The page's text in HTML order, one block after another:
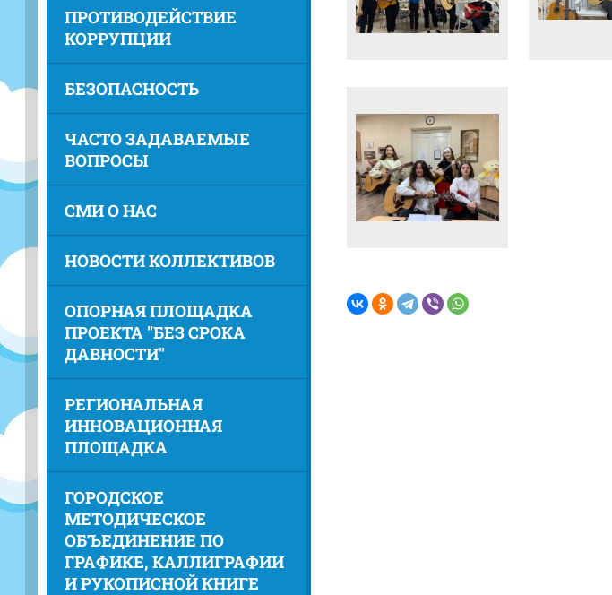
ПРОТИВОДЕЙСТВИЕ
КОРРУПЦИИ
БЕЗОПАСНОСТЬ
ЧАСТО ЗАДАВАЕМЫЕ
ВОПРОСЫ
СМИ О НАС
НОВОСТИ КОЛЛЕКТИВОВ
ОПОРНАЯ ПЛОЩАДКА
ПРОЕКТА "БЕЗ СРОКА
ДАВНОСТИ"
РЕГИОНАЛЬНАЯ
ИННОВАЦИОННАЯ
ПЛОЩАДКА
ГОРОДСКОЕ
МЕТОДИЧЕСКОЕ
ОБЪЕДИНЕНИЕ ПО
ГРАФИКЕ, КАЛЛИГРАФИИ
И РУКОПИСНОЙ КНИГЕ